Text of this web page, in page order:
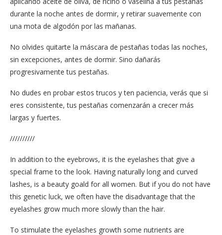
durante la noche antes de dormir, y retirar suavemente con
una mota de algodón por las mañanas.
No olvides quitarte la máscara de pestañas todas las noches,
sin excepciones, antes de dormir. Sino dañarás
progresivamente tus pestañas.
No dudes en probar estos trucos y ten paciencia, verás que si
eres consistente, tus pestañas comenzarán a crecer más
largas y fuertes.
//////////
In addition to the eyebrows, it is the eyelashes that give a
special frame to the look. Having naturally long and curved
lashes, is a beauty goald for all women. But if you do not have
this genetic luck, we often have the disadvantage that the
eyelashes grow much more slowly than the hair.
To stimulate the eyelashes growth some nutrients are